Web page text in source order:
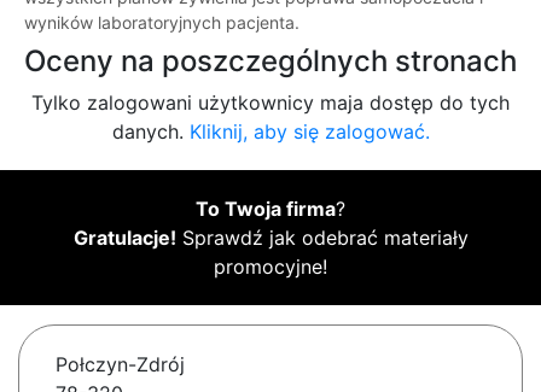
wyników laboratoryjnych pacjenta.
Oceny na poszczególnych stronach
Tylko zalogowani użytkownicy maja dostęp do tych
danych. Kliknij, aby się zalogować.
To Twoja firma?
Gratulacje! Sprawdź jak odebrać materiały
promocyjne!
Połczyn-Zdrój